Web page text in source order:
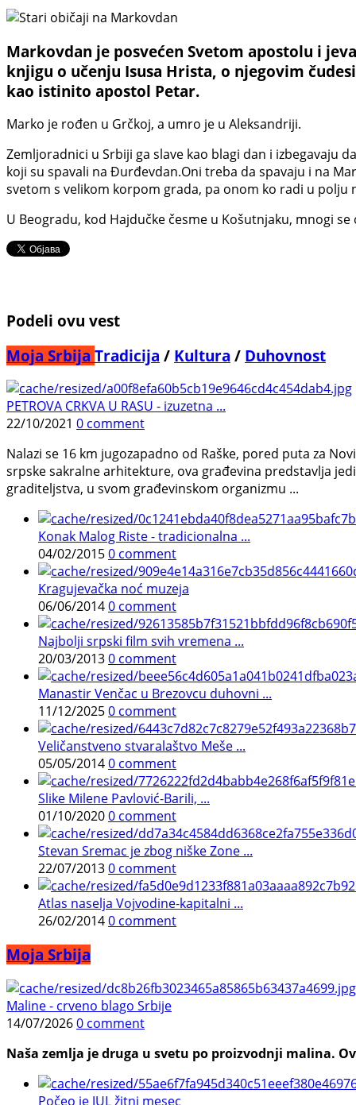
Markovdan je posvećen Svetom apostolu i
knjigu o učenju Isusa Hrista, o njegovim
kao istinito apostol Petar.
Marko je rođen u Grčkoj, a umro je u Aleksandriji.
Zemljoradnici u Srbiji ga slave kao blagi dan i izbegavaju
koji su spavali na Đurđevdan.Oni treba da spavaju i na
svetom s velikom korpom grada, pa onom ko radi u polju
U Beogradu, kod Hajdučke česme u Košutnjaku, mnogi
Podeli ovu vest
Moja Srbija Tradicija / Kultura / Duhovnost
PETROVA CRKVA U RASU - izuzetna ...
22/10/2021 0 comment
Nalazi se 16 km jugozapadno od Raške, pored puta za
srpske sakralne arhitekture, ova građevina predstavlja
graditeljstva, u svom građevinskom organizmu ...
Konak Malog Riste - tradicionalna ...
04/02/20150 comment
Kragujevačka noć muzeja
06/06/20140 comment
Najbolji srpski film svih vremena ...
20/03/20130 comment
Manastir Venčac u Brezovcu duhovni ...
11/12/20250 comment
Veličanstveno stvaralaštvo Meše ...
05/05/20140 comment
Slike Milene Pavlović-Barili, ...
01/10/20200 comment
Stevan Sremac je zbog niške Zone ...
22/07/20130 comment
Atlas naselja Vojvodine-kapitalni ...
26/02/20140 comment
Moja Srbija
Maline - crveno blago Srbije
14/07/20260 comment
Naša zemlja je druga u svetu po proizvodnji malina.
Počeo je JUL žitni mesec